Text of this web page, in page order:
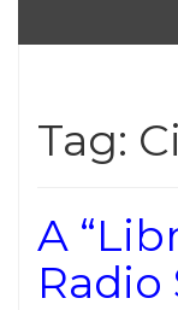
Tag:
A
Radio